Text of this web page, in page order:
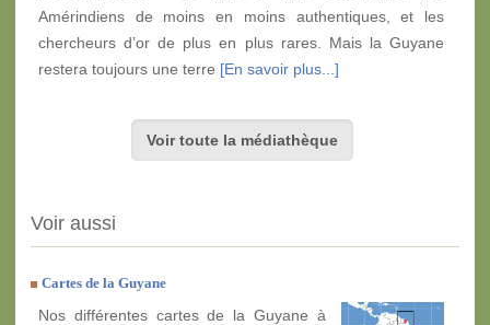
Amérindiens de moins en moins authentiques, et les
chercheurs d’or de plus en plus rares. Mais la Guyane
restera toujours une terre [En savoir plus...]
Voir toute la médiathèque
Voir aussi
Cartes de la Guyane
Nos différentes cartes de la Guyane à